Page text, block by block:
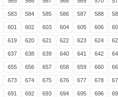
583 584 585 586 587 588
601 602 603 604 605 606
619 620 621 622 623 624
637 638 639 640 641 642
655 656 657 658 659 660
673 674 675 676 677 678
691 692 693 694 695 696